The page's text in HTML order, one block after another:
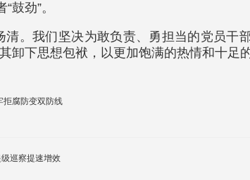
鼓劲”。
清。我们坚决为敢负责、勇担当的党员
卸下思想包袱，以更加饱满的热情和十足
展“清廉家访” 筑牢拒腐防变双防线
级巡察提速增效